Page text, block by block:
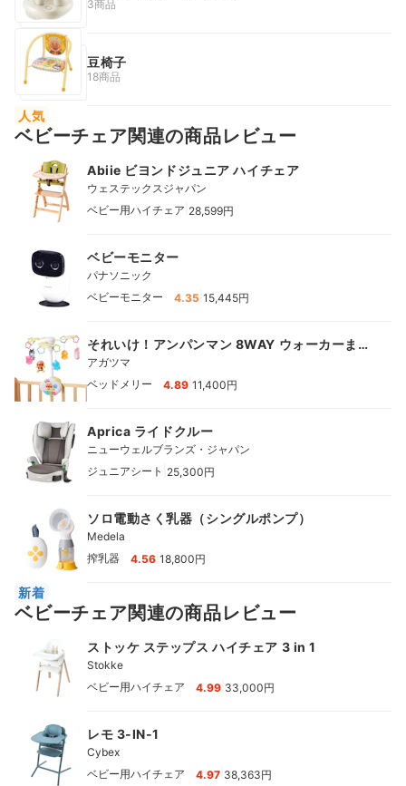
3商品
豆椅子
18商品
人気
ベビーチェア関連の商品レビュー
Abiie ビヨンドジュニア ハイチェア
ウェステックスジャパン
ベビー用ハイチェア 28,599円
ベビーモニター
パナソニック
ベビーモニター
4.35 15,445円
それいけ！アンパンマン 8WAY ウォーカーまで
へんしん! よくばりメリー
アガツマ
ベッドメリー
4.89 11,400円
Aprica ライドクルー
ニューウェルブランズ・ジャパン
ジュニアシート 25,300円
ソロ電動さく乳器（シングルポンプ）
Medela
搾乳器
4.56 18,800円
新着
ベビーチェア関連の商品レビュー
ストッケ ステップス ハイチェア 3 in 1
Stokke
ベビー用ハイチェア
4.99 33,000円
レモ 3-IN-1
Cybex
ベビー用ハイチェア
4.97 38,363円